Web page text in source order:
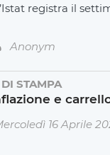
registra il
Anonym
STAMPA
e
16 Aprile